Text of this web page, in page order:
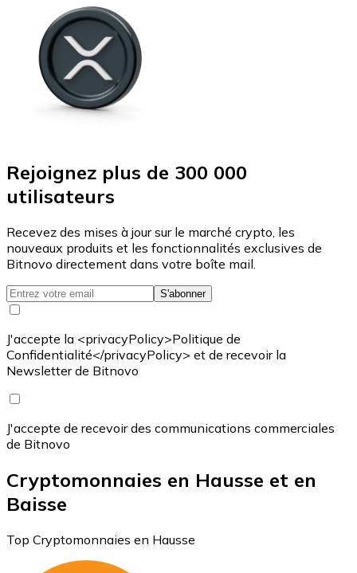
Rejoignez plus de 300 000
utilisateurs
Recevez des mises à jour sur le marché crypto, les
nouveaux produits et les fonctionnalités exclusives de
Bitnovo directement dans votre boîte mail.
S'abonner
J'accepte la <privacyPolicy>Politique de
Confidentialité</privacyPolicy> et de recevoir la
Newsletter de Bitnovo
J'accepte de recevoir des communications commerciales
de Bitnovo
Cryptomonnaies en Hausse et en
Baisse
Top Cryptomonnaies en Hausse